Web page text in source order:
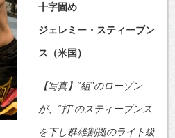
十字固め
ジェレミー・スティーブン
ス（米国）
【写真】“組”のローゾン
が、“打”のスティーブンス
を下し群雄割拠のライト級